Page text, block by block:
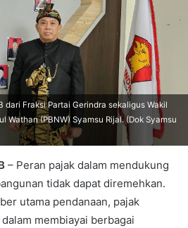
dari Fraksi Partai Gerindra sekaligus Wakil
Wathan (PBNW) Syamsu Rijal. (Dok Syamsu
– Peran pajak dalam mendukung
tidak dapat diremehkan.
utama pendanaan, pajak
membiayai berbagai